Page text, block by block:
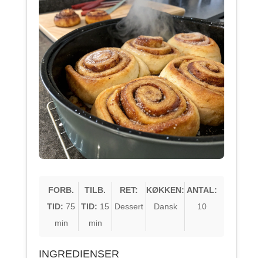
FORB.
TID: 75
min
TILB.
TID: 15
min
RET:
Dessert
KØKKEN:
Dansk
ANTAL:
10
INGREDIENSER